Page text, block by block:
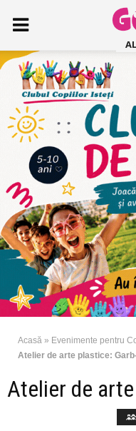
Acasă » Evenimente pentru
Atelier de arte plastice:
Atelier de